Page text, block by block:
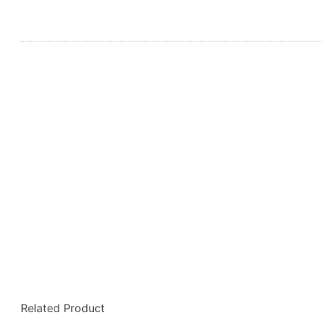
Related Product